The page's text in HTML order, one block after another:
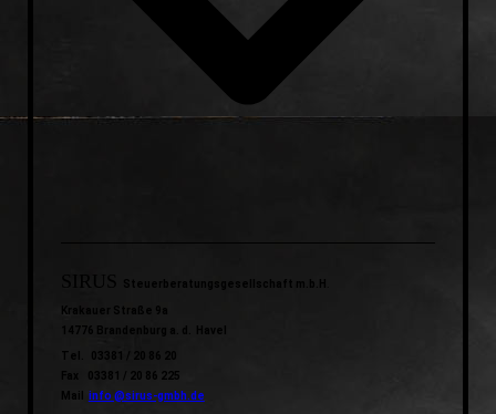
SIRUS Steuerberatungsgesellschaft m.b.H
Krakauer Straße 9a
14776 Brandenburg a. d. Havel
Tel. 03381 / 20 86 20
Fax 03381 / 20 86 225
Mail info @sirus-gmbh.de